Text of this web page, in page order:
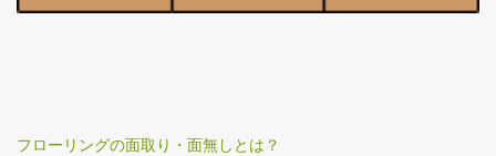
フローリングの面取り・面無しとは？